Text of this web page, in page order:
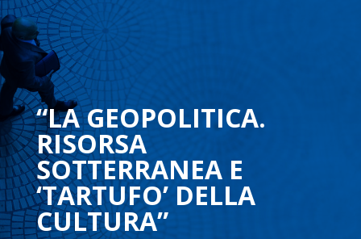
“LA GEOPOLITICA.
RISORSA
SOTTERRANEA E
‘TARTUFO’ DELLA
CULTURA”